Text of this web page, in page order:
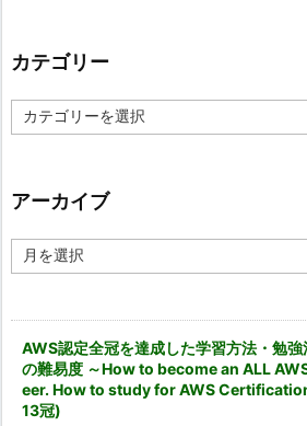
カテゴリー
テ
ー
アーカイブ
ー
AWS認定全冠を達成した学習方法・勉
の難易度 ～How to become an ALL
eer. How to study for AWS
13冠)